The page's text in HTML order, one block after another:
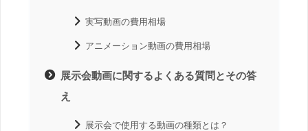
実写動画の費用相場
アニメーション動画の費用相場
展示会動画に関するよくある質問とその答
え
展示会で使用する動画の種類とは？